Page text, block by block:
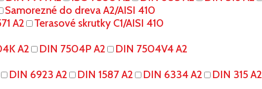
Samorezné do dreva A2/AISI 410
A2
Terasové skrutky C1/AISI 410
A2 DIN 7504P A2
DIN 7504V4 A2
DIN 6923 A2 DIN 1587 A2 DIN 6334 A2 DIN 315 A2